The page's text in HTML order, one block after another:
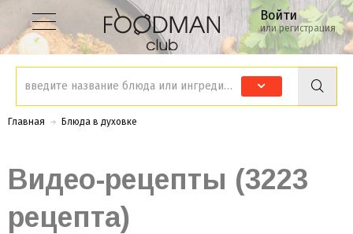
Войти
или регистрация
Главная Блюда в духовке
Видео-рецепты (3223
рецепта)